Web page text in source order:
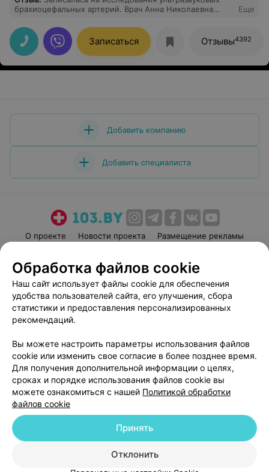
брахиоцефальных артерий. Врач Анна Николаевна
проконсультировала меня по всем мои вопросам ,дала
наставления и отнеслась к свой работе на высшем
уровне медицины.
Еще
Записаться Отзывы4392
Добавить компанию
Добавить специалиста
О проекте Новости проекта
Размещение рекламы
Пользовательское соглашение
Способы оплаты
Вакансии
Партнеры
Написать руководителю 103.by
Обработка персональных данных
© 2026 ООО «Артокс Лаб», УНП 191700409
| 220012, Республика Беларусь,
г. Минск, улица Толбухина, 2, пом. 16 | help@103.by
Служба поддержки +375 291212755
Обработка файлов cookie
Наш сайт использует файлы cookie для обеспечения
удобства пользователей сайта, его улучшения, сбора
статистики и предоставления персонализированных
рекомендаций.
Вы можете настроить параметры использования файлов
cookie или изменить свое согласие в более позднее время.
Для получения дополнительной информации о целях,
сроках и порядке использования файлов cookie вы
можете ознакомиться с нашей Политикой обработки
файлов cookie
Отклонить
Принять